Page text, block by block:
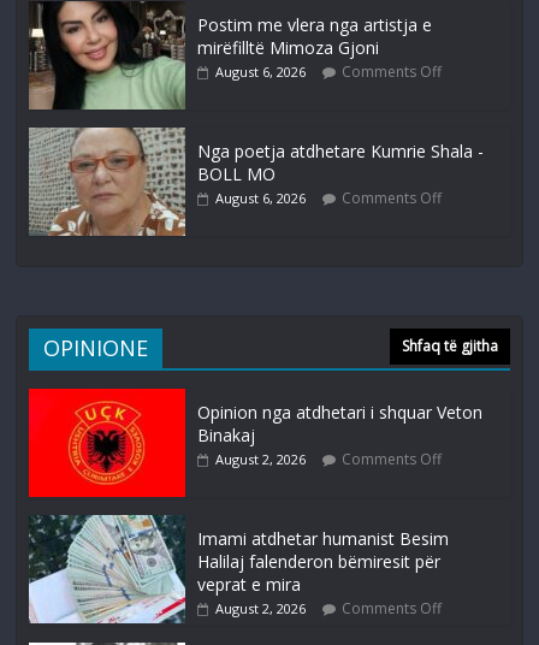
Postim me vlera nga artistja e
mirëfilltë Mimoza Gjoni
August 6, 2026 Comments Off
Nga poetja atdhetare Kumrie Shala -
BOLL MO
August 6, 2026 Comments Off
OPINIONE Shfaq të gjitha
Opinion nga atdhetari i shquar Veton
Binakaj
August 2, 2026 Comments Off
Imami atdhetar humanist Besim
Halilaj falenderon bëmiresit për
veprat e mira
August 2, 2026 Comments Off